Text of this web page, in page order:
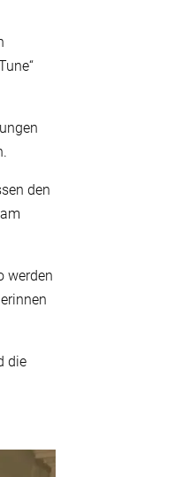
den
werden
die